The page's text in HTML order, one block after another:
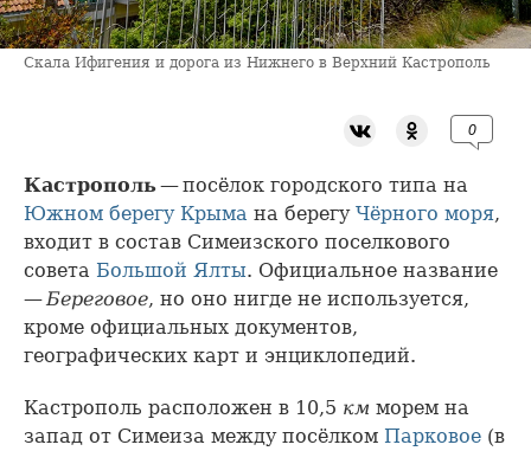
Скала Ифигения и дорога из Нижнего в Верхний Кастрополь
0
Кастрополь— посёлок городского типа на
Южном берегу Крыма на берегу Чёрного моря,
входит в состав Симеизского поселкового
совета Большой Ялты. Официальное название
— Береговое, но оно нигде не используется,
кроме официальных документов,
географических карт и энциклопедий.
Кастрополь расположен в 10,5 км морем на
запад от Симеиза между посёлком Парковое (в